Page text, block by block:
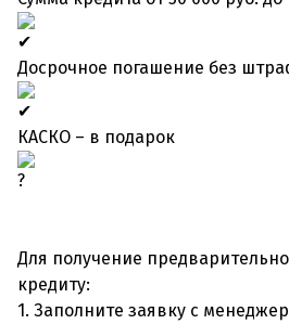
Досрочное погашение без
КАСКО – в подарок
Для получение
кредиту:
1. Заполните заявку с